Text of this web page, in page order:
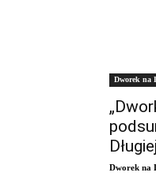
Dworek na
Długiej
Dworek na